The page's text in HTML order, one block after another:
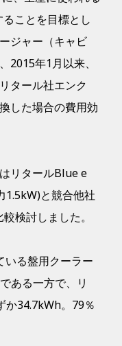
ことを目標とし
ジャー（キャビ
2015年1月以来、
タール社エンク
した場合の費用効
リタールBlue e
1.5kW)と競合他社
検討しました。
いる盤用クーラー
ある一方で、リ
か34.7kWh。79％